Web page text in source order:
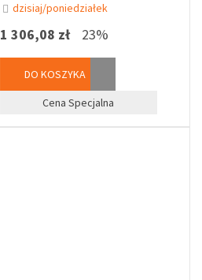
dzisiaj/poniedziałek
1 306,08 zł 23%
DO KOSZYKA
Cena Specjalna